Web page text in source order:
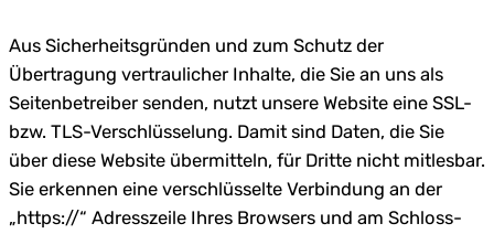
Aus Sicherheitsgründen und zum Schutz der
Übertragung vertraulicher Inhalte, die Sie an uns als
Seitenbetreiber senden, nutzt unsere Website eine SSL-
bzw. TLS-Verschlüsselung. Damit sind Daten, die Sie
über diese Website übermitteln, für Dritte nicht mitlesbar.
Sie erkennen eine verschlüsselte Verbindung an der
„https://“ Adresszeile Ihres Browsers und am Schloss-